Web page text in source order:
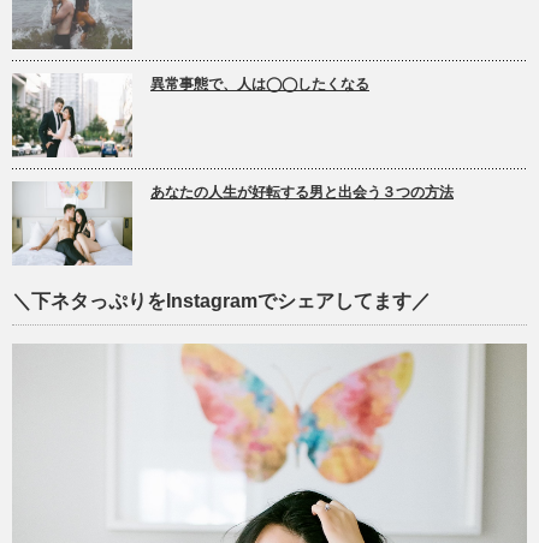
異常事態で、人は◯◯したくなる
あなたの人生が好転する男と出会う３つの方法
＼下ネタっぷりをInstagramでシェアしてます／